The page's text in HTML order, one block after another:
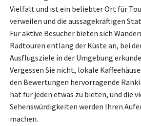
Vielfalt und ist ein beliebter Ort für
verweilen und die aussagekräftigen
Für aktive Besucher bieten sich
Radtouren entlang der Küste an, bei
Ausflugsziele in der Umgebung
Vergessen Sie nicht, lokale
den Bewertungen hervorragende
hat für jeden etwas zu bieten, und die
Sehenswürdigkeiten werden Ihren
machen.